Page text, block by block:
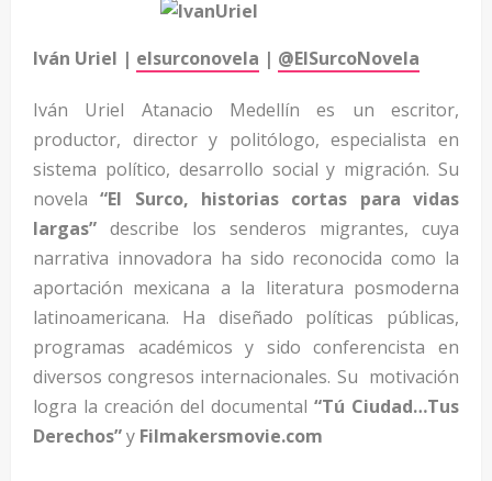
Iván Uriel | elsurconovela | @ElSurcoNovela
Iván Uriel Atanacio Medellín es un escritor,
productor, director y politólogo, especialista en
sistema político, desarrollo social y migración. Su
novela“El Surco, historias cortas para vidas
largas” describe los senderos migrantes, cuya
narrativa innovadora ha sido reconocida como la
aportación mexicana a la literatura posmoderna
latinoamericana. Ha diseñado políticas públicas,
programas académicos y sido conferencista en
diversos congresos internacionales. Su motivación
logra la creación del documental “Tú Ciudad…Tus
Derechos”y Filmakersmovie.com